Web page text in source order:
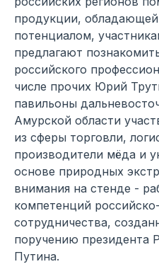
продукции,
потенциалом,
предлагают
российского
числе прочих Юрий
павильоны
Амурской области
из сферы торговли,
производители мёда и
основе природных
внимания на стенде -
компетенций
сотрудничества,
поручению президента
Путина.